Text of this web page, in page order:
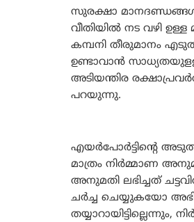
സുരക്ഷാ മാനദണ്ഡങ്ങൾ
വീതിയിൽ നട വഴി
കമ്പനി തീരുമാനം
ഉണ്ടാവാൻ
അടിയന്തിര
പറയുന്നു.
എയർപോർട്ടിന്റെ
മാത്രം നിർമ്മാണ
അനുമതി ലഭിച്ചത്
ചർച്ച ചെയ്യുകയോ